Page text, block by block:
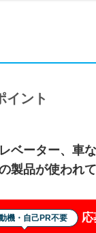
イント
ベーター、車
製品が使われ
機・自己PR不要